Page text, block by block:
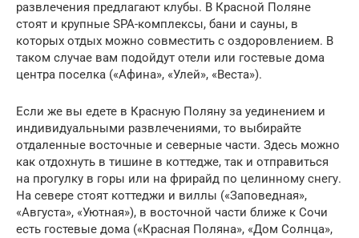
развлечения предлагают клубы. В Красной Поляне
стоят и крупные SPA-комплексы, бани и сауны, в
которых отдых можно совместить с оздоровлением. В
таком случае вам подойдут отели или гостевые дома
центра поселка («Афина», «Улей», «Веста»).
Если же вы едете в Красную Поляну за уединением и
индивидуальными развлечениями, то выбирайте
отдаленные восточные и северные части. Здесь можно
как отдохнуть в тишине в коттедже, так и отправиться
на прогулку в горы или на фрирайд по целинному снегу.
На севере стоят коттеджи и виллы («Заповедная»,
«Августа», «Уютная»), в восточной части ближе к Сочи
есть гостевые дома («Красная Поляна», «Дом Солнца»,